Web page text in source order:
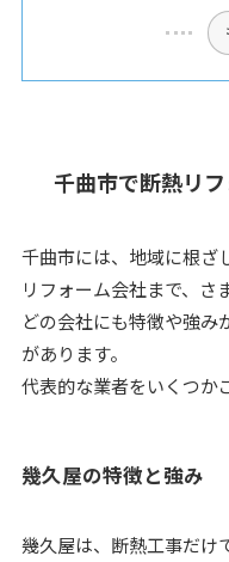
千曲市で断熱リ
千曲市には、地域に根ざ
リフォーム会社まで、さ
どの会社にも特徴や強み
があります。
代表的な業者をいくつか
幾久屋の特徴と強み
幾久屋は、断熱工事だけ